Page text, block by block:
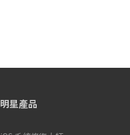
明星產品